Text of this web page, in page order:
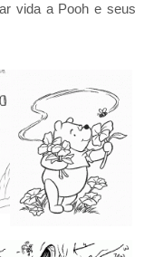
vida a Pooh e seus